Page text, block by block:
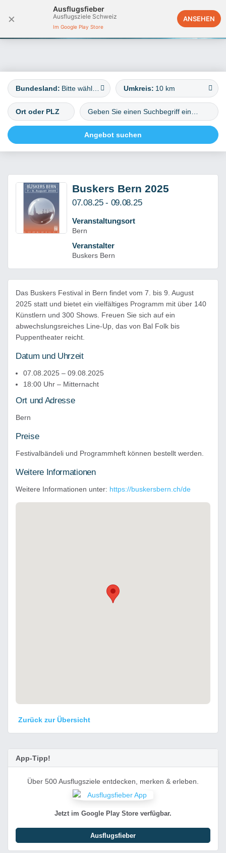
×
Ausflugsfieber
Ausflugsziele Schweiz
Im Google Play Store
ANSEHEN
Deutschland
Bundesland: Umkreis: 10 km
Buskers Bern 2025
07.08.25 - 09.08.25
Veranstaltungsort
Bern
Veranstalter
Buskers Bern
Das Buskers Festival in Bern findet vom 7. bis 9. August
2025 statt und bietet ein vielfältiges Programm mit über 140
Künstlern und 300 Shows. Freuen Sie sich auf ein
abwechslungsreiches Line-Up, das von Bal Folk bis
Puppentheater reicht.
Datum und Uhrzeit
07.08.2025 – 09.08.2025
18:00 Uhr – Mitternacht
Ort und Adresse
Bern
Preise
Festivalbändeli und Programmheft können bestellt werden.
Weitere Informationen
Weitere Informationen unter: https://buskersbern.ch/de
Zurück zur Übersicht
App-Tipp!
Über 500 Ausflugsziele entdecken, merken & erleben.
Jetzt im Google Play Store verfügbar.
Ausflugsfieber